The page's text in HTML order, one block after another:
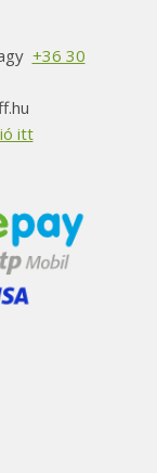
+36 30
itt